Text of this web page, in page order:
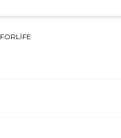
FORLİFE